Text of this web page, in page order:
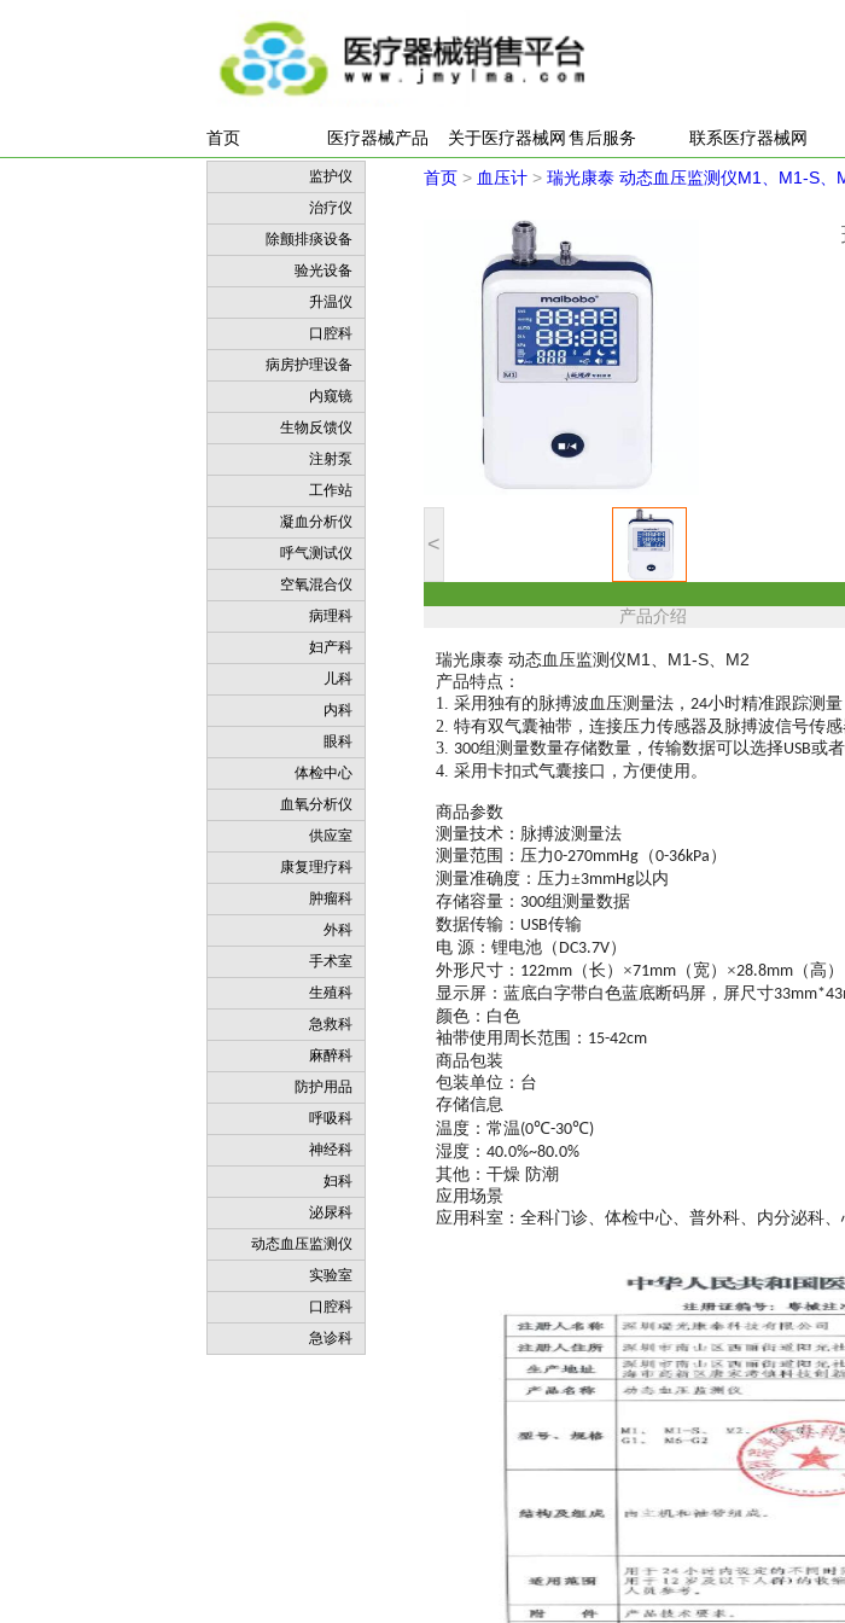
首页 医疗器械产品 关于医疗器械网售后服务 联系医疗器械网
监护仪
治疗仪
除颤排痰设备
验光设备
升温仪
口腔科
病房护理设备
内窥镜
生物反馈仪
注射泵
工作站
凝血分析仪
呼气测试仪
空氧混合仪
病理科
妇产科
儿科
内科
眼科
体检中心
血氧分析仪
供应室
康复理疗科
肿瘤科
外科
手术室
生殖科
急救科
麻醉科
防护用品
呼吸科
神经科
妇科
泌尿科
动态血压监测仪
实验室
口腔科
急诊科
首页 > 血压计 > 瑞光康泰 动态血压监测仪M1、M1-S、
<
产品介绍
瑞光康泰 动态血压监测仪M1、M1-S、M2
产品特点：
1. 采用独有的脉搏波血压测量法， 24小时精准跟踪测
2. 特有双气囊袖带，连接压力传感器及脉搏波信号传
3. 300组测量数量存储数量，传输数据可以选择USB或者
4. 采用卡扣式气囊接口，方便使用。
商品参数
测量技术：脉搏波测量法
测量范围：压力0-270mmHg （0-36kPa ）
测量准确度：压力±3mmHg以内
存储容量： 300组测量数据
数据传输： USB传输
电 源：锂电池（ DC3.7V）
外形尺寸： 122mm （长）×71mm （宽）×28.8mm （高）
显示屏：蓝底白字带白色蓝底断码屏，屏尺寸
颜色：白色
袖带使用周长范围： 15-42cm
商品包装
包装单位：台
存储信息
温度：常温(0℃-30℃)
湿度： 40.0%~80.0%
其他：干燥 防潮
应用场景
应用科室：全科门诊、体检中心、普外科、内分泌科